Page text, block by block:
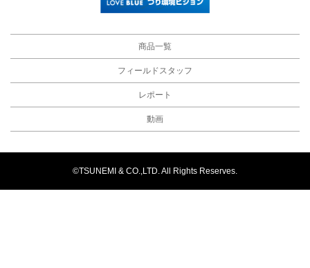
商品一覧
フィールドスタッフ
レポート
動画
©TSUNEMI & CO.,LTD. All Rights Reserves.